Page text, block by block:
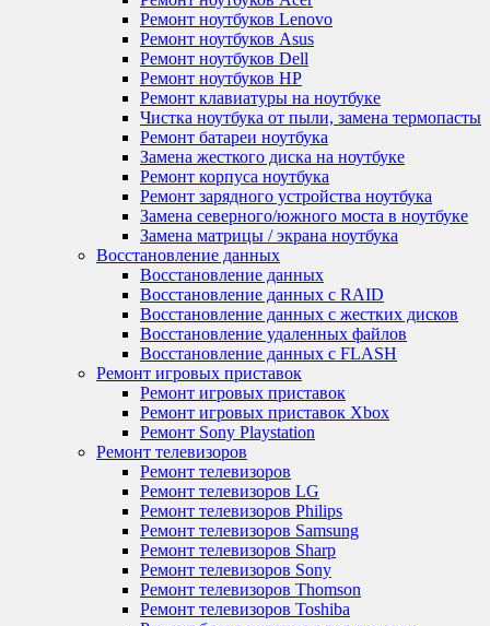
Ремонт ноутбуков Lenovo
Ремонт ноутбуков Asus
Ремонт ноутбуков Dell
Ремонт ноутбуков HP
Ремонт клавиатуры на ноутбуке
Чистка ноутбука от пыли, замена термопасты
Ремонт батареи ноутбука
Замена жесткого диска на ноутбуке
Ремонт корпуса ноутбука
Ремонт зарядного устройства ноутбука
Замена северного/южного моста в ноутбуке
Замена матрицы / экрана ноутбука
Восстановление данных
Восстановление данных
Восстановление данных с RAID
Восстановление данных с жестких дисков
Восстановление удаленных файлов
Восстановление данных с FLASH
Ремонт игровых приставок
Ремонт игровых приставок
Ремонт игровых приставок Xbox
Ремонт Sony Playstation
Ремонт телевизоров
Ремонт телевизоров
Ремонт телевизоров LG
Ремонт телевизоров Philips
Ремонт телевизоров Samsung
Ремонт телевизоров Sharp
Ремонт телевизоров Sony
Ремонт телевизоров Thomson
Ремонт телевизоров Toshiba